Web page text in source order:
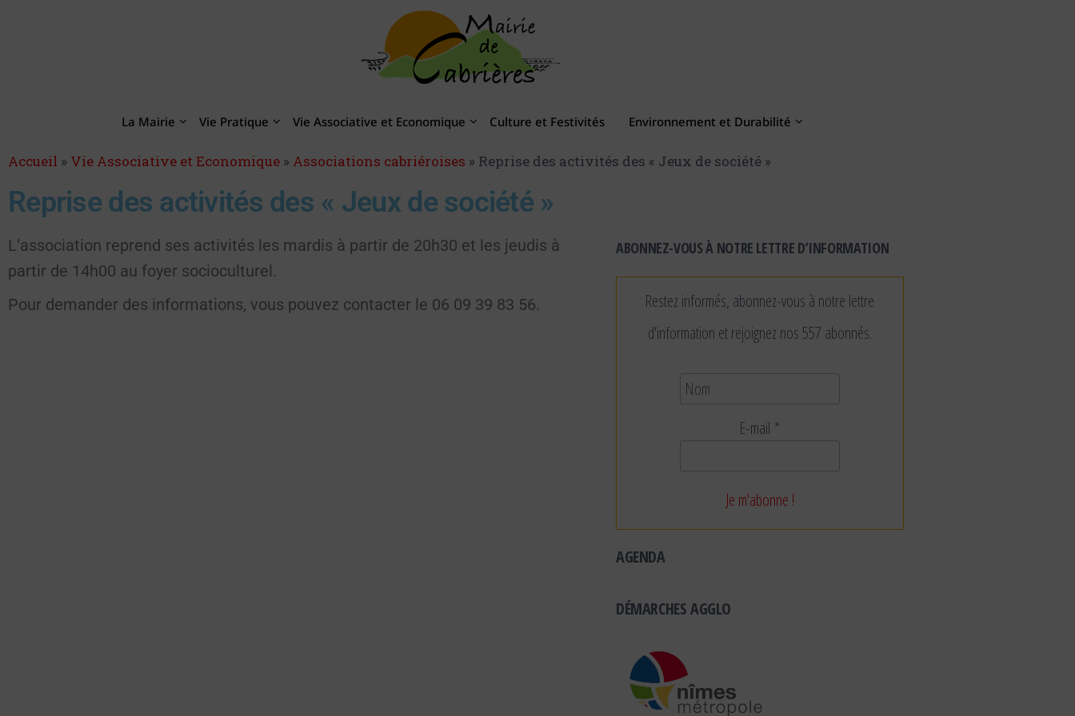
La Mairie Vie Pratique Vie Associative et Economique Culture et Festivités Environnement et Durabilité
Accueil » Vie Associative et Economique » Associations cabriéroises » Reprise des activités des « Jeux de société »
Reprise des activités des « Jeux de société »
L’association reprend ses activités les mardis à partir de 20h30 et les jeudis à
partir de 14h00 au foyer socioculturel.
Pour demander des informations, vous pouvez contacter le 06 09 39 83 56.
ABONNEZ-VOUS À NOTRE LETTRE D’INFORMATION
Restez informés, abonnez-vous à notre lettre
d'information et rejoignez nos 557 abonnés.
E-mail *
AGENDA
DÉMARCHES AGGLO